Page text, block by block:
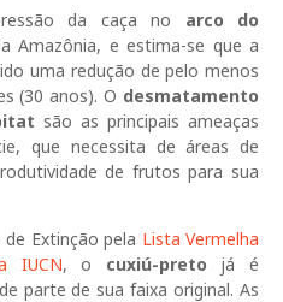
da caça no arco do
Amazônia, e estima-se que a
uma redução de pelo menos
(30 anos). O desmatamento
são as principais ameaças
que necessita de áreas de
de frutos para sua
Extinção pela Lista Vermelha
IUCN, o cuxiú-preto já é
parte de sua faixa original. As